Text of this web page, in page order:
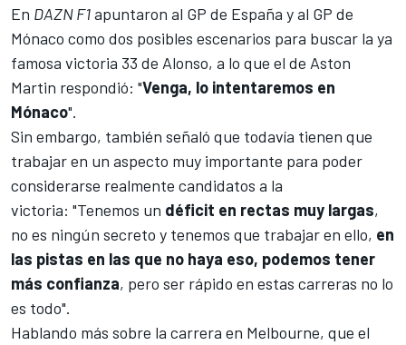
En DAZN F1apuntaron al GP de España y al GP de
Mónaco como dos posibles escenarios para buscar la ya
famosa victoria 33 de Alonso, a lo que el de Aston
Martin respondió: "Venga, lo intentaremos en
Mónaco".
Sin embargo, también señaló que todavía tienen que
trabajar en un aspecto muy importante para poder
considerarse realmente candidatos a la
victoria: "Tenemos un déficit en rectas muy largas,
no es ningún secreto y tenemos que trabajar en ello, en
las pistas en las que no haya eso, podemos tener
más confianza, pero ser rápido en estas carreras no lo
es todo".
Hablando más sobre la carrera en Melbourne, que el